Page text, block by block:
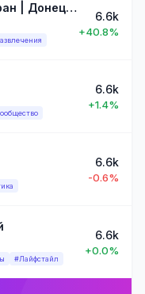
Хмели Летели | Ресторан | Донецк, Макеевка
6.6k
+40.8%
6.6k
+1.4%
6.6k
-0.6%
#Лайфстайл
6.6k
+0.0%